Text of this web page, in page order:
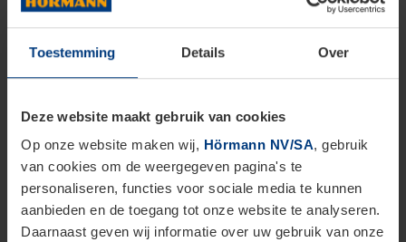
Toestemming Details Over
Deze website maakt gebruik van cookies
Op onze website maken wij, Hörmann NV/SA, gebruik
van cookies om de weergegeven pagina's te
personaliseren, functies voor sociale media te kunnen
aanbieden en de toegang tot onze website te analyseren.
Daarnaast geven wij informatie over uw gebruik van onze